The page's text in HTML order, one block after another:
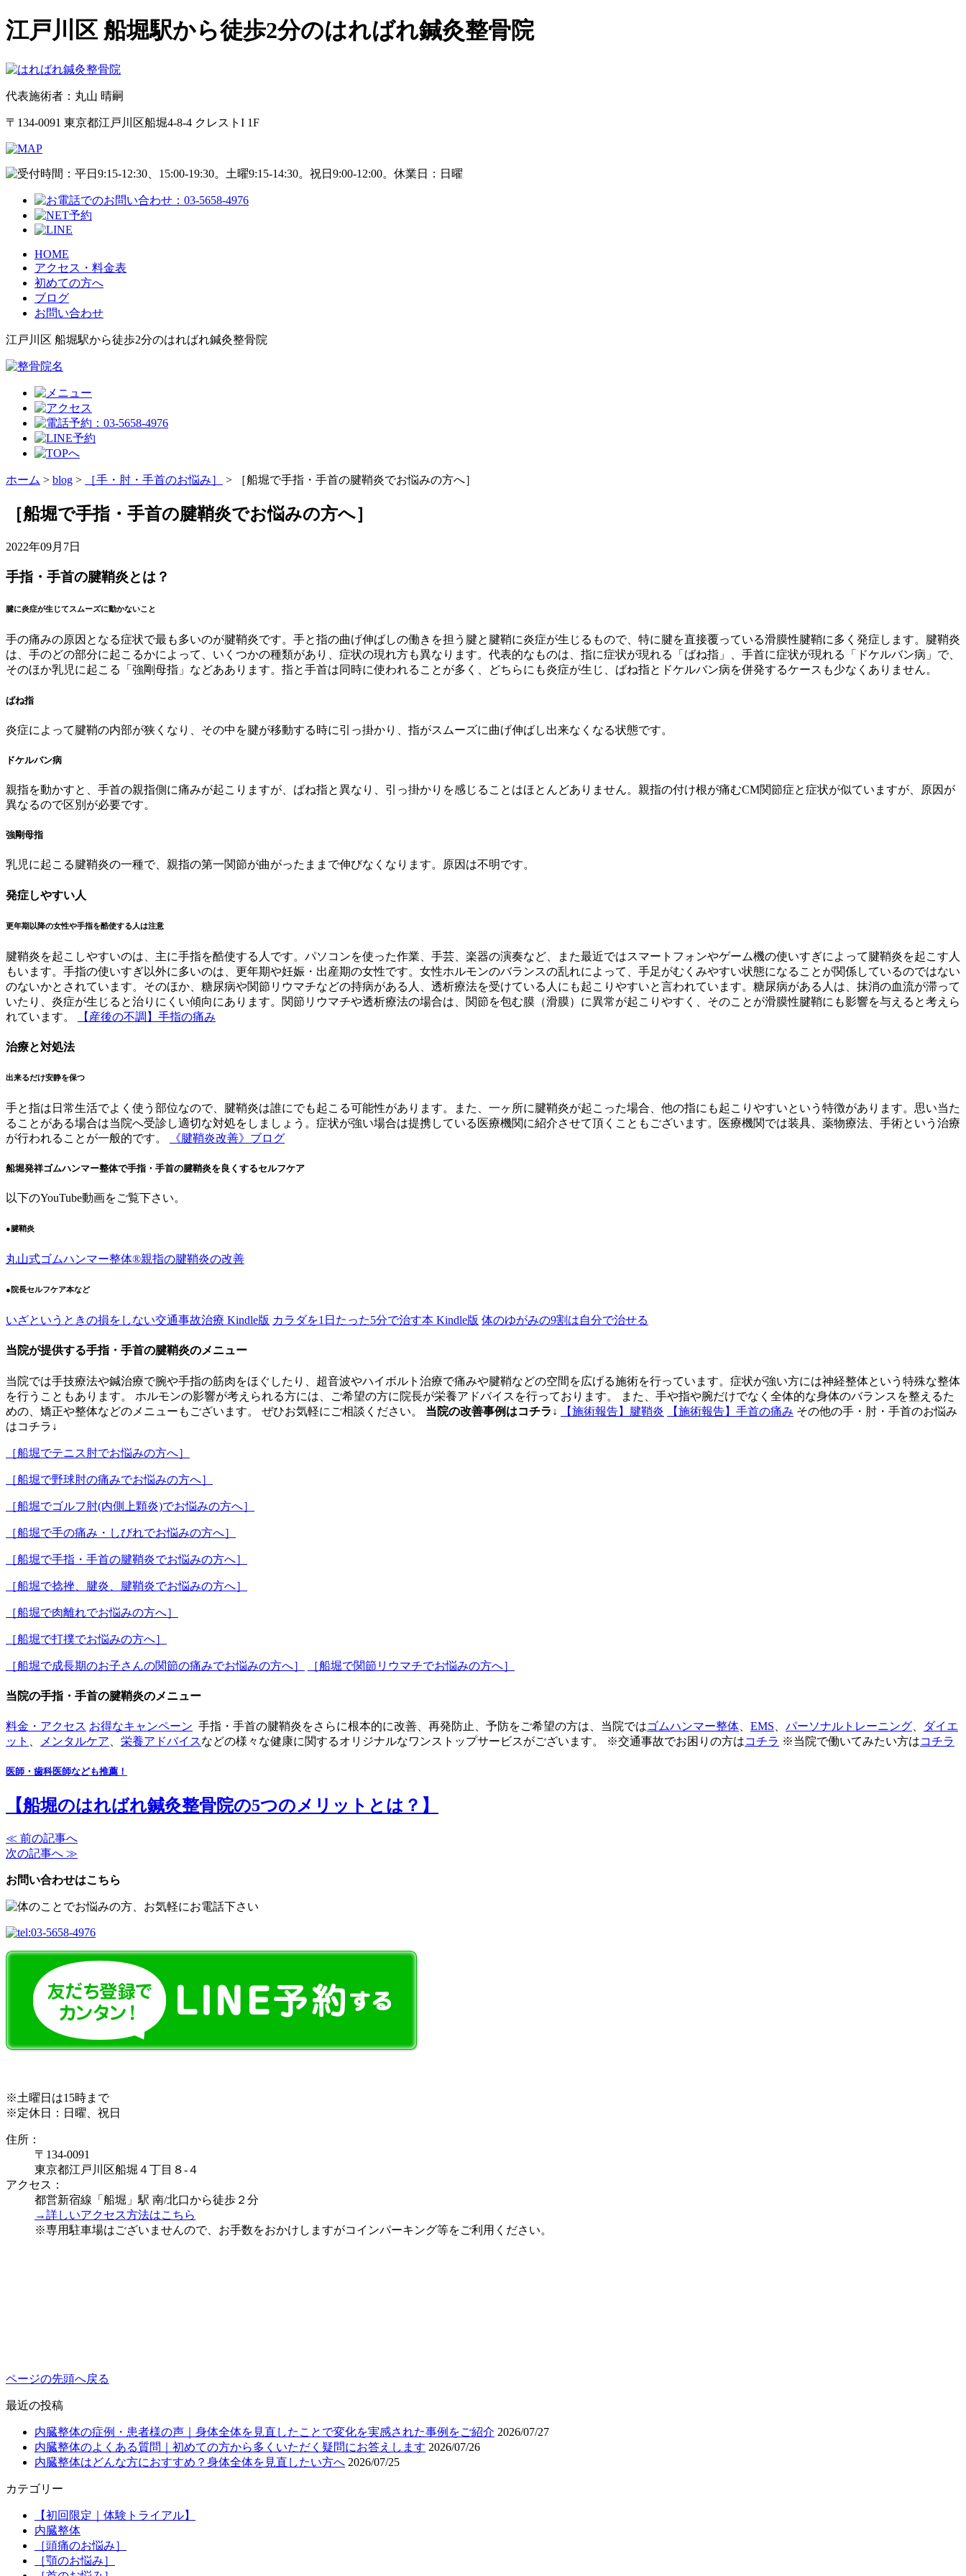
江戸川区 船堀駅から徒歩2分のはればれ鍼灸整骨院
代表施術者：丸山 晴嗣
〒134-0091 東京都江戸川区船堀4-8-4 クレストI 1F
HOME
アクセス・料金表
初めての方へ
ブログ
お問い合わせ
江戸川区 船堀駅から徒歩2分のはればれ鍼灸整骨院
ホーム > blog > ［手・肘・手首のお悩み］ > ［船堀で手指・手首の腱鞘炎でお悩みの方へ］
［船堀で手指・手首の腱鞘炎でお悩みの方へ］
2022年09月7日
手指・手首の腱鞘炎とは？
腱に炎症が生じてスムーズに動かないこと
手の痛みの原因となる症状で最も多いのが腱鞘炎です。手と指の曲げ伸ばしの働きを担う腱と腱鞘に炎症が生じるもので、特に腱を直接覆っている滑膜性腱鞘に多く発症します。腱鞘炎
は、手のどの部分に起こるかによって、いくつかの種類があり、症状の現れ方も異なります。代表的なものは、指に症状が現れる「ばね指」、手首に症状が現れる「ドケルバン病」で、
そのほか乳児に起こる「強剛母指」などああります。指と手首は同時に使われることが多く、どちらにも炎症が生じ、ばね指とドケルバン病を併発するケースも少なくありません。
ばね指
炎症によって腱鞘の内部が狭くなり、その中を腱が移動する時に引っ掛かり、指がスムーズに曲げ伸ばし出来なくなる状態です。
ドケルバン病
親指を動かすと、手首の親指側に痛みが起こりますが、ばね指と異なり、引っ掛かりを感じることはほとんどありません。親指の付け根が痛むCM関節症と症状が似ていますが、原因が
異なるので区別が必要です。
強剛母指
乳児に起こる腱鞘炎の一種で、親指の第一関節が曲がったままで伸びなくなります。原因は不明です。
発症しやすい人
更年期以降の女性や手指を酷使する人は注意
腱鞘炎を起こしやすいのは、主に手指を酷使する人です。パソコンを使った作業、手芸、楽器の演奏など、また最近ではスマートフォンやゲーム機の使いすぎによって腱鞘炎を起こす人
もいます。手指の使いすぎ以外に多いのは、更年期や妊娠・出産期の女性です。女性ホルモンのバランスの乱れによって、手足がむくみやすい状態になることが関係しているのではない
のないかとされています。そのほか、糖尿病や関節リウマチなどの持病がある人、透析療法を受けている人にも起こりやすいと言われています。糖尿病がある人は、抹消の血流が滞って
いたり、炎症が生じると治りにくい傾向にあります。関節リウマチや透析療法の場合は、関節を包む膜（滑膜）に異常が起こりやすく、そのことが滑膜性腱鞘にも影響を与えると考えら
れています。
【産後の不調】手指の痛み
治療と対処法
出来るだけ安静を保つ
手と指は日常生活でよく使う部位なので、腱鞘炎は誰にでも起こる可能性があります。また、一ヶ所に腱鞘炎が起こった場合、他の指にも起こりやすいという特徴があります。思い当た
ることがある場合は当院へ受診し適切な対処をしましょう。症状が強い場合は提携している医療機関に紹介させて頂くこともございます。医療機関では装具、薬物療法、手術という治療
が行われることが一般的です。
《腱鞘炎改善》ブログ
船堀発祥ゴムハンマー整体で手指・手首の腱鞘炎を良くするセルフケア
以下のYouTube動画をご覧下さい。
●腱鞘炎
丸山式ゴムハンマー整体®︎親指の腱鞘炎の改善
●院長セルフケア本など
いざというときの損をしない交通事故治療 Kindle版 カラダを1日たった5分で治す本 Kindle版 体のゆがみの9割は自分で治せる
当院が提供する手指・手首の腱鞘炎のメニュー
当院では手技療法や鍼治療で腕や手指の筋肉をほぐしたり、超音波やハイボルト治療で痛みや腱鞘などの空間を広げる施術を行っています。症状が強い方には神経整体という特殊な整体
を行うこともあります。 ホルモンの影響が考えられる方には、ご希望の方に院長が栄養アドバイスを行っております。 また、手や指や腕だけでなく全体的な身体のバランスを整えるた
めの、矯正や整体などのメニューもございます。 ぜひお気軽にご相談ください。 当院の改善事例はコチラ↓ 【施術報告】腱鞘炎 【施術報告】手首の痛み その他の手・肘・手首のお悩み
はコチラ↓
［船堀でテニス肘でお悩みの方へ］
［船堀で野球肘の痛みでお悩みの方へ］
［船堀でゴルフ肘(内側上顆炎)でお悩みの方へ］
［船堀で手の痛み・しびれでお悩みの方へ］
［船堀で手指・手首の腱鞘炎でお悩みの方へ］
［船堀で捻挫、腱炎、腱鞘炎でお悩みの方へ］
［船堀で肉離れでお悩みの方へ］
［船堀で打撲でお悩みの方へ］
［船堀で成長期のお子さんの関節の痛みでお悩みの方へ］ ［船堀で関節リウマチでお悩みの方へ］
当院の手指・手首の腱鞘炎のメニュー
料金・アクセス お得なキャンペーン 手指・手首の腱鞘炎をさらに根本的に改善、再発防止、予防をご希望の方は、当院ではゴムハンマー整体 EMS パーソナルトレーニング
ダイエ
ット
メンタルケア 栄養アドバイスなどの様々な健康に関するオリジナルなワンストップサービスがございます。 ※交通事故でお困りの方はコチラ ※当院で働いてみたい方はコチラ
医師・歯科医師なども推薦！
【船堀のはればれ鍼灸整骨院の5つのメリットとは？】
≪ 前の記事へ
次の記事へ ≫
お問い合わせはこちら
※土曜日は15時まで
※定休日：日曜、祝日
住所：
〒134-0091
東京都江戸川区船堀４丁目８-４
アクセス：
都営新宿線「船堀」駅 南/北口から徒歩２分
→詳しいアクセス方法はこちら
※専用駐車場はございませんので、お手数をおかけしますがコインパーキング等をご利用ください。
ページの先頭へ戻る
最近の投稿
内臓整体の症例・患者様の声｜身体全体を見直したことで変化を実感された事例をご紹介 2026/07/27
内臓整体のよくある質問｜初めての方から多くいただく疑問にお答えします 2026/07/26
内臓整体はどんな方におすすめ？身体全体を見直したい方へ 2026/07/25
カテゴリー
【初回限定｜体験トライアル】
内臓整体
［頭痛のお悩み］
［顎のお悩み］